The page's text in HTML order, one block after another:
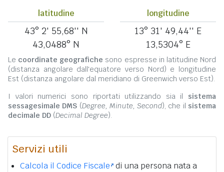
latitudine
43° 2' 55,68'' N
43,0488° N
longitudine
13° 31' 49,44'' E
13,5304° E
Le coordinate geografiche sono espresse in latitudine Nord
(distanza angolare dall'equatore verso Nord) e longitudine
Est (distanza angolare dal meridiano di Greenwich verso Est).
I valori numerici sono riportati utilizzando sia il sistema
sessagesimale DMS (Degree, Minute, Second), che il sistema
decimale DD (Decimal Degree).
Servizi utili
Calcola il Codice Fiscale di una persona nata a